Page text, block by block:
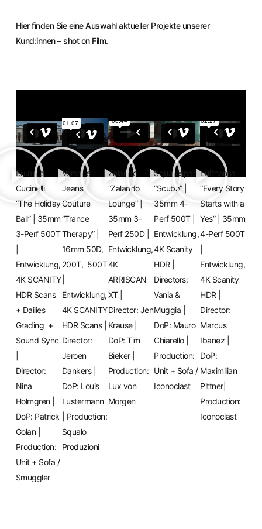
Brunello
Cucinelli
“The Holiday
Ball” | 35mm
3-Perf 500T
Entwicklung,
4K SCANITY
HDR Scans
+ Dailies
Grading +
Sound Sync
Director:
Nina
Holmgren|
DoP: Patrick
Golan|
Production:
Unit + Sofa /
Smuggler
Versace
Jeans
Couture
“Trance
Therapy” |
16mm 50D,
200T, 500T
Entwicklung,
4K SCANITY
HDR Scans |
Director:
Jeroen
Dankers|
DoP: Louis
Lustermann
| Production:
Squalo
Produzioni
Zalando
“Zalando
Lounge” |
35mm 3-
Perf 250D |
Entwicklung,
4K
ARRISCAN
XT |
Director: Jen
Krause|
DoP:Tim
Bieker|
Production:
Lux von
Morgen
Squarespace
“Scuba” |
35mm 4-
Perf 500T |
Entwicklung,
4K Scanity
HDR |
Directors:
Vania &
Muggia
DoP: Mauro
Chiarello |
Production:
Unit + Sofa /
Iconoclast
Lufthansa
“Every Story
Starts with a
Yes” | 35mm
4-Perf 500T
Entwicklung,
4K Scanity
HDR |
Director:
Marcus
Ibanez |
DoP:
Maximilian
Pittner|
Production:
Iconoclast
Hier finden Sie eine Auswahl aktueller Projekte unserer
Kund:innen – shot on Film.